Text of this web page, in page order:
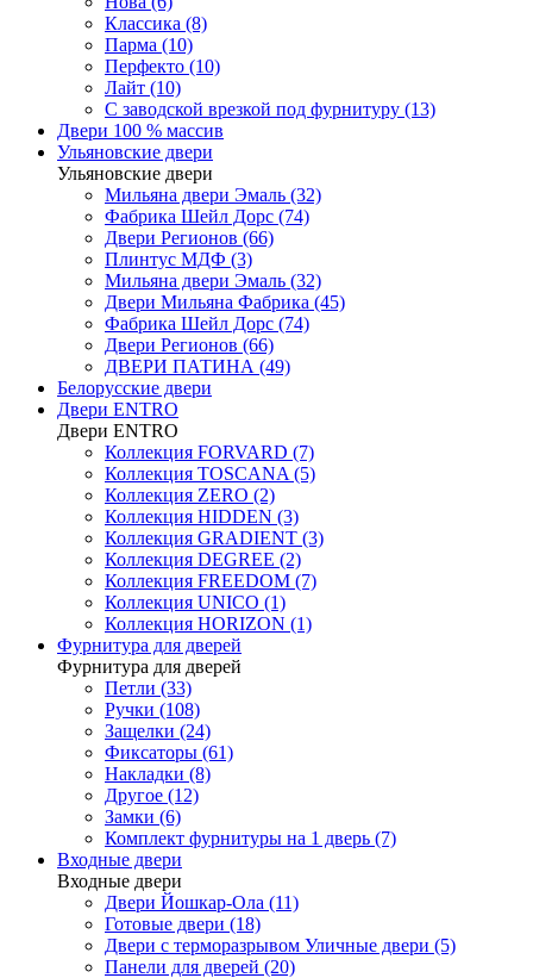
Классика (8)
Парма (10)
Перфекто (10)
Лайт (10)
С заводской врезкой под фурнитуру (13)
Двери 100 % массив
Ульяновские двери
Ульяновские двери
Мильяна двери Эмаль (32)
Фабрика Шейл Дорс (74)
Двери Регионов (66)
Плинтус МДФ (3)
Мильяна двери Эмаль (32)
Двери Мильяна Фабрика (45)
Фабрика Шейл Дорс (74)
Двери Регионов (66)
ДВЕРИ ПАТИНА (49)
Белорусские двери
Двери ENTRO
Двери ENTRO
Коллекция FORVARD (7)
Коллекция TOSCANA (5)
Коллекция ZERO (2)
Коллекция HIDDEN (3)
Коллекция GRADIENT (3)
Коллекция DEGREE (2)
Коллекция FREEDOM (7)
Коллекция UNICO (1)
Коллекция HORIZON (1)
Фурнитура для дверей
Фурнитура для дверей
Петли (33)
Ручки (108)
Защелки (24)
Фиксаторы (61)
Накладки (8)
Другое (12)
Замки (6)
Комплект фурнитуры на 1 дверь (7)
Входные двери
Входные двери
Двери Йошкар-Ола (11)
Готовые двери (18)
Двери с терморазрывом Уличные двери (5)
Панели для дверей (20)